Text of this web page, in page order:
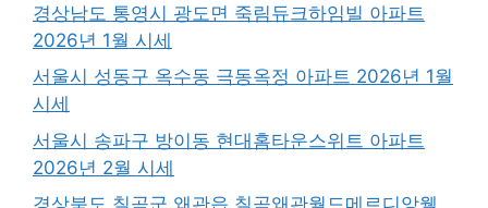
경상남도 통영시 광도면 죽림듀크하임빌 아파트
2026년 1월 시세
서울시 성동구 옥수동 극동옥정 아파트 2026년 1월
시세
서울시 송파구 방이동 현대홈타운스위트 아파트
2026년 2월 시세
경상북도 칠곡군 왜관읍 칠곡왜관월드메르디앙웰